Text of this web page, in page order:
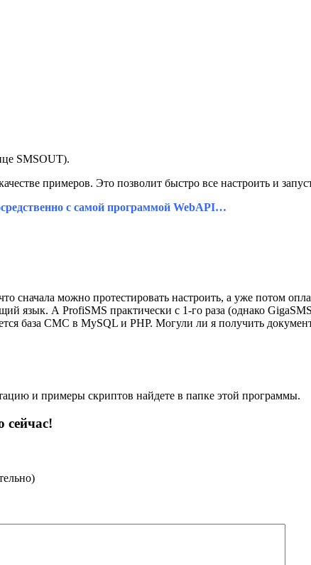
SMSOUT).
примеров. Это позволит быстро все настроить и
с самой программой WebAPI…
сначала можно протестировать настроить, а уже потом
язык. А ProfiSMS практически с 1-го раза (однако
база СМС в MySQL и PHP. Могули ли я получить
и примеры скриптов найдете в папке этой программы.
сейчас!